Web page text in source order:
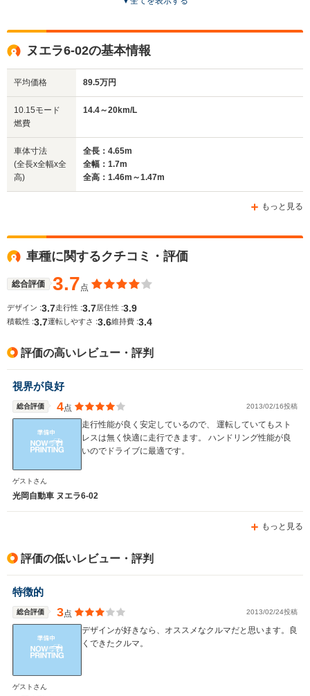
サイズ
(全長x全幅x全高)
WLTCモード
燃費
排気量
駆動方式
全高
全長
-m
-
1998～2354cc
FF、4WD
全高
-
全
ヌエラ6-02の基本情報
平均価格 89.5万円
10.15モード
燃費
14.4～20km/L
車体寸法
(全長x全幅x全
高)
全長：4.65m
全幅：1.7m
全高：1.46m～1.47m
もっと見る
車種に関するクチコミ・評価
総合評価 3.7点
デザイン :3.7走行性 :3.7 居住性 :3.9
積載性 :3.7運転しやすさ :3.6維持費 :3.4
評価の高いレビュー・評判
視界が良好
総合評価 4点 2013/02/16投稿
走行性能が良く安定しているので、 運転していてもスト
レスは無く快適に走行できます。 ハンドリング性能が良
いのでドライブに最適です。
ゲストさん
光岡自動車 ヌエラ6-02
もっと見る
評価の低いレビュー・評判
特徴的
総合評価 3点 2013/02/24投稿
デザインが好きなら、オススメなクルマだと思います。良
くできたクルマ。
ゲストさん